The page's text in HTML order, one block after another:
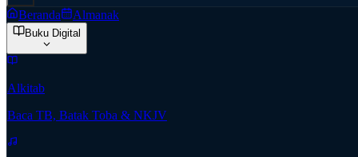
Beranda Almanak
Buku Digital
Alkitab
Baca TB, Batak Toba & NKJV